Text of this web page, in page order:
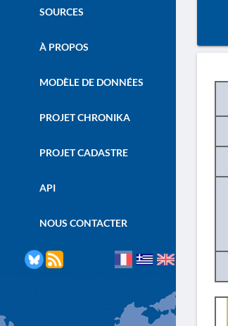
SOURCES
À PROPOS
MODÈLE DE DONNÉES
PROJET CHRONIKA
PROJET CADASTRE
API
NOUS CONTACTER